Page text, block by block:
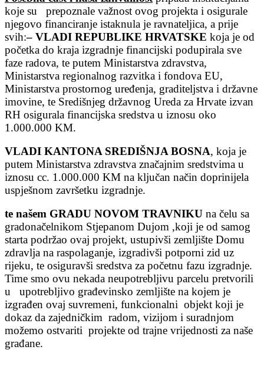
koje su prepoznale važnost ovog projekta i osigurale
njegovo financiranje istaknula je ravnateljica, a prije
svih:– VLADI REPUBLIKE HRVATSKE koja je od
početka do kraja izgradnje financijski podupirala sve
faze radova, te putem Ministarstva zdravstva,
Ministarstva regionalnog razvitka i fondova EU,
Ministarstva prostornog uređenja, graditeljstva i državne
imovine, te Središnjeg državnog Ureda za Hrvate izvan
RH osigurala financijska sredstva u iznosu oko
1.000.000 KM.
VLADI KANTONA SREDIŠNJA BOSNA, koja je
putem Ministarstva zdravstva značajnim sredstvima u
iznosu cc. 1.000.000 KM na ključan način doprinijela
uspješnom završetku izgradnje.
te našem GRADU NOVOM TRAVNIKU na čelu sa
gradonačelnikom Stjepanom Dujom ,koji je od samog
starta podržao ovaj projekt, ustupivši zemljište Domu
zdravlja na raspolaganje, izgradivši potporni zid uz
rijeku, te osiguravši sredstva za početnu fazu izgradnje.
Time smo ovu nekada neupotrebljivu parcelu pretvorili
u upotrebljivo građevinsko zemljište na kojem je
izgrađen ovaj suvremeni, funkcionalni objekt koji je
dokaz da zajedničkim radom, vizijom i suradnjom
možemo ostvariti projekte od trajne vrijednosti za naše
građane.